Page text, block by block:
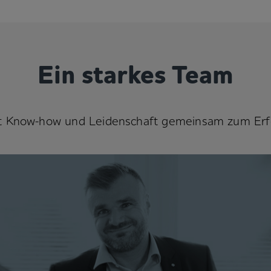
Ein starkes Team
Know-how und Leidenschaft gemeinsam zum